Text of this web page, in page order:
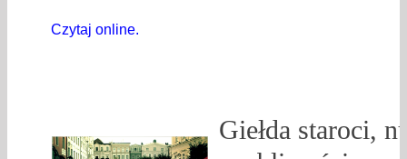
Czytaj online.
Giełda staroci,